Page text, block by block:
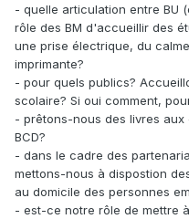
- quelle articulation entre BU
rôle des BM d'accueillir des
une prise électrique, du
imprimante?
- pour quels publics?
scolaire? Si oui comment,
- prêtons-nous des livres
BCD?
- dans le cadre des
mettons-nous à dispostion
au domicile des personnes
- est-ce notre rôle de mettre